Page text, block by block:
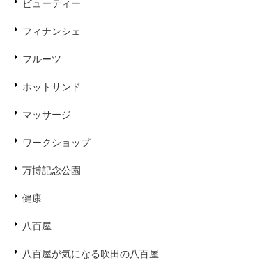
ビューティー
フィナンシェ
フルーツ
ホットサンド
マッサージ
ワークショップ
万博記念公園
健康
八百屋
八百屋が気になる吹田の八百屋